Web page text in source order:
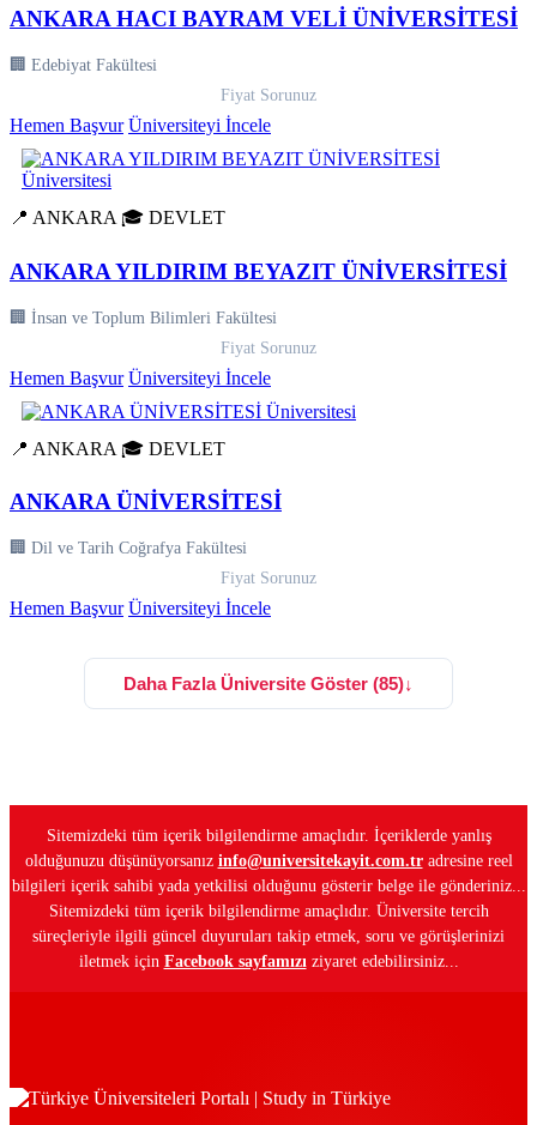
ANKARA HACI BAYRAM VELİ ÜNİVERSİTESİ
🏢 Edebiyat Fakültesi
Fiyat Sorunuz
Hemen Başvur Üniversiteyi İncele
📍 ANKARA 🎓 DEVLET
ANKARA YILDIRIM BEYAZIT ÜNİVERSİTESİ
🏢 İnsan ve Toplum Bilimleri Fakültesi
Fiyat Sorunuz
Hemen Başvur Üniversiteyi İncele
📍 ANKARA 🎓 DEVLET
ANKARA ÜNİVERSİTESİ
🏢 Dil ve Tarih Coğrafya Fakültesi
Fiyat Sorunuz
Hemen Başvur Üniversiteyi İncele
Daha Fazla Üniversite Göster (85)↓
Sitemizdeki tüm içerik bilgilendirme amaçlıdır. İçeriklerde yanlış
olduğunuzu düşünüyorsanız info@universitekayit.com.tradresine reel
bilgileri içerik sahibi yada yetkilisi olduğunu gösterir belge ile gönderiniz...
Sitemizdeki tüm içerik bilgilendirme amaçlıdır. Üniversite tercih
süreçleriyle ilgili güncel duyuruları takip etmek, soru ve görüşlerinizi
iletmek için Facebook sayfamızı ziyaret edebilirsiniz...